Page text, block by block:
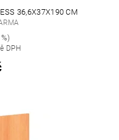
36,6X37X190 CM
DPH